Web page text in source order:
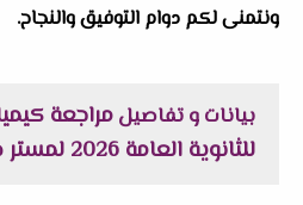
ونتمنى لكم دوام التوفيق والنجاح.
بيانات و تفاصيلمراجعة
للثانوية العامة 2026 لمستر حسام محمود